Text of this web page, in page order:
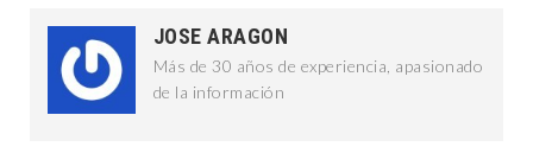
JOSE ARAGON
Más de 30 años de experiencia, apasionado
de la información